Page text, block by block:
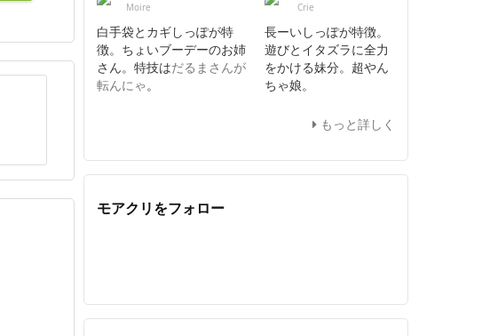
Moire
白手袋とカギしっぽが特
徴。ちょいブーデーのお姉
さん。特技はだるまさんが
転んにゃ。
Crie
長ーいしっぽが特徴。
遊びとイタズラに全力
をかける妹分。超やん
ちゃ娘。
もっと詳しく
モアクリをフォロー